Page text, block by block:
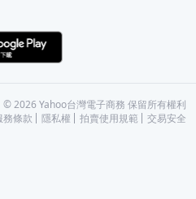
©2026 Yahoo台灣電子商務 保留所有權利
務條款
隱私權 拍賣使用規範 交易安全